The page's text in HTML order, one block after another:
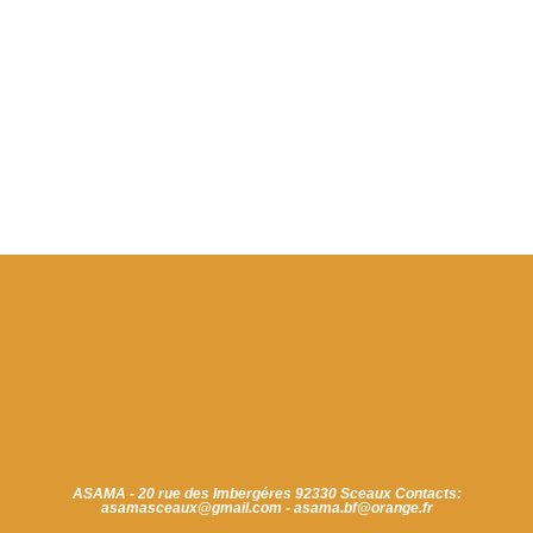
ASAMA - 20 rue des Imbergéres 92330 Sceaux Contacts:
asamasceaux@gmail.com - asama.bf@orange.fr